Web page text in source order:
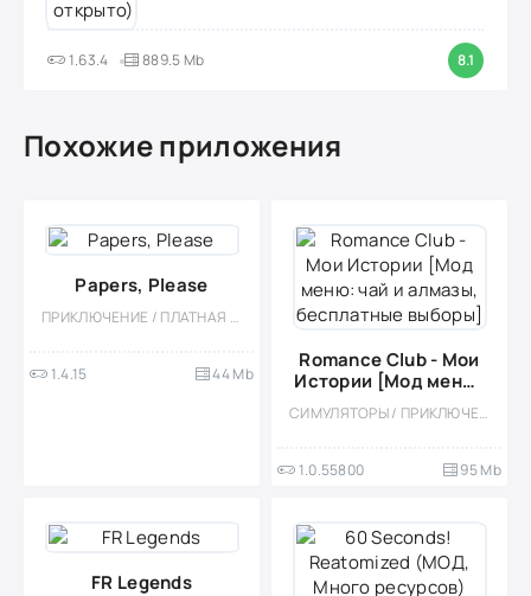
1.63.4 889.5 Mb 8.1
Похожие приложения
Papers, Please
ПРИКЛЮЧЕНИЕ / ПЛАТНАЯ / РОЛЕВЫЕ / ОДНОПОЛЬЗОВАТЕЛЬСКИЕ / ОФЛАЙН / СТИЛИЗАЦИЯ / МАЛЕНЬКАЯ / ВСТРОЕННЫЙ КЕШ
1.4.15 44 Mb
Romance Club - Мои
Истории [Мод меню:
чай и алмазы,
бесплатные выборы]СИМУЛЯТОРЫ / ПРИКЛЮЧЕНИЕ / СТИЛИЗАЦИЯ / КАЗУАЛЬНЫЕ / ОДНОПОЛЬЗОВАТЕЛЬСКИЕ / ОФЛАЙН / МАЛЕНЬКАЯ / МОД
1.0.55800 95 Mb
FR Legends